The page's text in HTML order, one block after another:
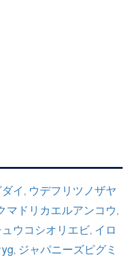
イ, ウデフリツノザヤ
マドリカエルアンコウ,
ウコシオリエビ, イロ
, ジャパニーズピグミ